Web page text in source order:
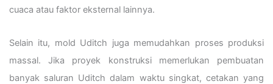
cuaca atau faktor eksternal lainnya.
Selain itu, mold Uditch juga memudahkan proses produksi
massal. Jika proyek konstruksi memerlukan pembuatan
banyak saluran Uditch dalam waktu singkat, cetakan yang